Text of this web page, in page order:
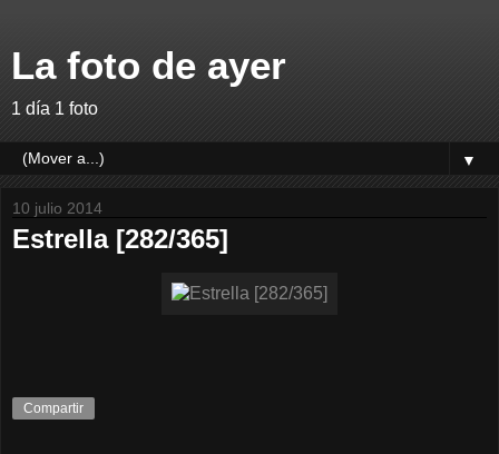
La foto de ayer
1 día 1 foto
▼
10 julio 2014
Estrella [282/365]
Compartir